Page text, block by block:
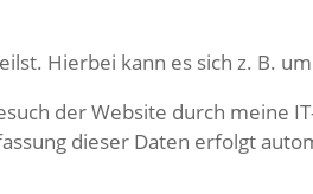
Hierbei kann es sich z. B.
der Website durch meine
dieser Daten erfolgt